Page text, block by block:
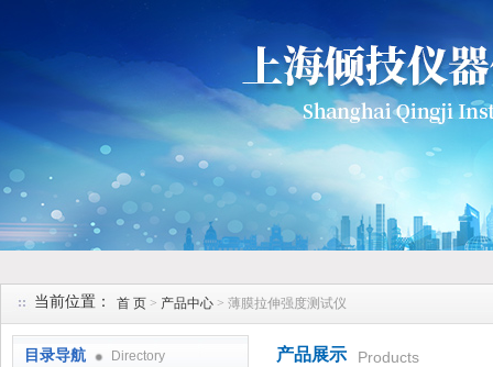
当前位置： 首 页 > 产品中心 > 薄膜拉伸强度测试仪
目录导航 Directory 产品展示 Products